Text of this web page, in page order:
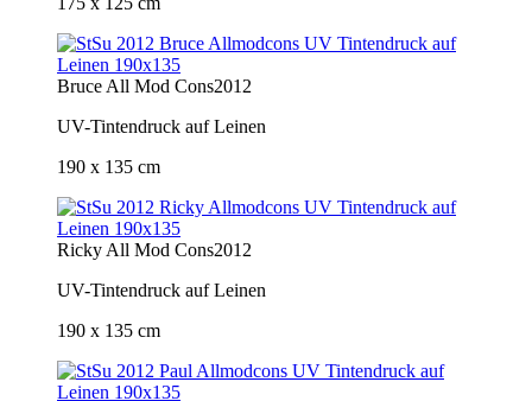
Bruce All Mod Cons2012
UV-Tintendruck auf Leinen
190 x 135 cm
Ricky All Mod Cons2012
UV-Tintendruck auf Leinen
190 x 135 cm